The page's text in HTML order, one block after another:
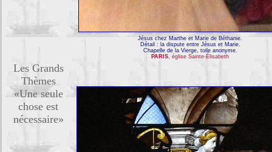
Les Grands
Thèmes
«Une seule
chose est
nécessaire»
Jésus chez Marthe et Marie de Béthanie.
Détail : la dispute entre Jésus et Marie.
Chapelle de la Vierge, toile anonyme.
PARIS, église Sainte-Élisabeth